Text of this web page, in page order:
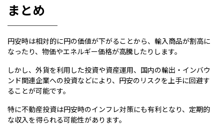
まとめ
円安時は相対的に円の価値が下がることから、輸入商品が割高に
なったり、物価やエネルギー価格が高騰したりします。
しかし、外貨を利用した投資や資産運用、国内の輸出・インバウ
ンド関連企業への投資などにより、円安のリスクを上手に回避す
ることが可能です。
特に不動産投資は円安時のインフレ対策にも有利となり、定期的
な収入を得られる可能性があります。